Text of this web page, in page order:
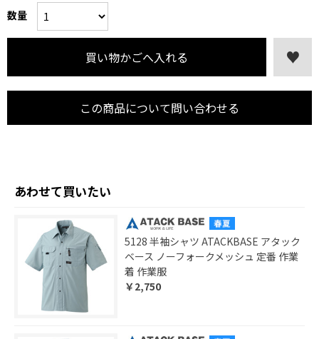
数量
あわせて買いたい
5128 半袖シャツ ATACKBASE アタック
ベース ノーフォークメッシュ 定番 作業
着 作業服
￥2,750
この商品について問い合わせる